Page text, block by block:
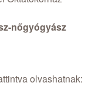
nőgyógyász
olvashatnak: